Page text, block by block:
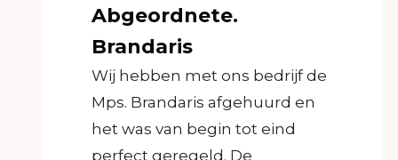
Abgeordnete.
Brandaris
Wij hebben met ons bedrijf de
Mps. Brandaris afgehuurd en
het was van begin tot eind
perfect geregeld. De